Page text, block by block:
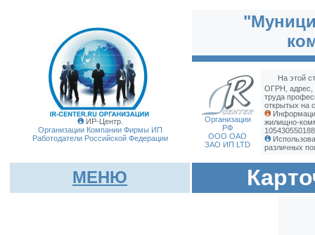
ИР-Центр.
Организации Компании Фирмы ИП
Работодатели Российской Федерации
Организации
РФ
ООО ОАО
ЗАО ИП LTD
На этой
ОГРН, адрес,
труда
открытых на
жилищно-
различных
МЕНЮ